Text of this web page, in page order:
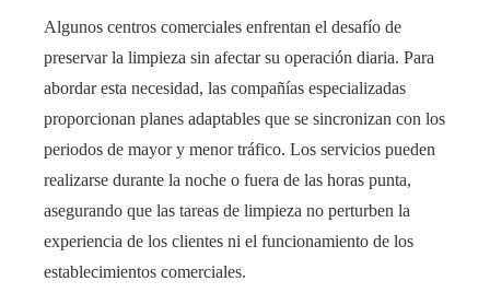
Algunos centros comerciales enfrentan el desafío de
preservar la limpieza sin afectar su operación diaria. Para
abordar esta necesidad, las compañías especializadas
proporcionan planes adaptables que se sincronizan con los
periodos de mayor y menor tráfico. Los servicios pueden
realizarse durante la noche o fuera de las horas punta,
asegurando que las tareas de limpieza no perturben la
experiencia de los clientes ni el funcionamiento de los
establecimientos comerciales.